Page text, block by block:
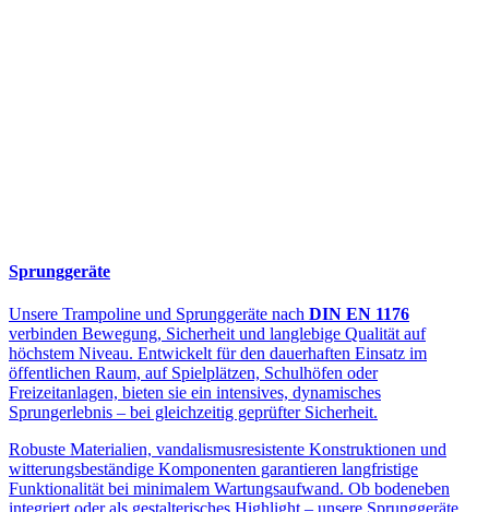
Sprunggeräte
Unsere Trampoline und Sprunggeräte nach DIN EN 1176
verbinden Bewegung, Sicherheit und langlebige Qualität auf
höchstem Niveau. Entwickelt für den dauerhaften Einsatz im
öffentlichen Raum, auf Spielplätzen, Schulhöfen oder
Freizeitanlagen, bieten sie ein intensives, dynamisches
Sprungerlebnis – bei gleichzeitig geprüfter Sicherheit.
Robuste Materialien, vandalismusresistente Konstruktionen und
witterungsbeständige Komponenten garantieren langfristige
Funktionalität bei minimalem Wartungsaufwand. Ob bodeneben